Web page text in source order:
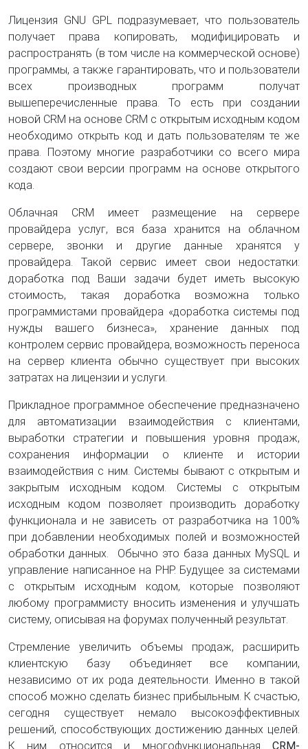
Лицензия GNU GPL подразумевает, что пользователь
получает права копировать, модифицировать и
распространять (в том числе на коммерческой основе)
программы, а также гарантировать, что и пользователи
всех производных программ получат
вышеперечисленные права. То есть при создании
новой CRM на основе CRM с открытым исходным кодом
необходимо открыть код и дать пользователям те же
права. Поэтому многие разработчики со всего мира
создают свои версии программ на основе открытого
кода.
Облачная CRM имеет размещение на сервере
провайдера услуг, вся база хранится на облачном
сервере, звонки и другие данные хранятся у
провайдера. Такой сервис имеет свои недостатки:
доработка под Ваши задачи будет иметь высокую
стоимость, такая доработка возможна только
программистами провайдера «доработка системы под
нужды вашего бизнеса», хранение данных под
контролем сервис провайдера, возможность переноса
на сервер клиента обычно существует при высоких
затратах на лицензии и услуги.
Прикладное программное обеспечение предназначено
для автоматизации взаимодействия с клиентами,
выработки стратегии и повышения уровня продаж,
сохранения информации о клиенте и истории
взаимодействия с ним. Системы бывают с открытым и
закрытым исходным кодом. Системы с открытым
исходным кодом позволяет производить доработку
функционала и не зависеть от разработчика на 100%
при добавлении необходимых полей и возможностей
обработки данных. Обычно это база данных MySQL и
управление написанное на PHP. Будущее за системами
с открытым исходным кодом, которые позволяют
любому программисту вносить изменения и улучшать
систему, описывая на форумах полученный результат.
Стремление увеличить объемы продаж, расширить
клиентскую базу объединяет все компании,
независимо от их рода деятельности. Именно в такой
способ можно сделать бизнес прибыльным. К счастью,
сегодня существует немало высокоэффективных
решений, способствующих достижению данных целей.
К ним относится и многофункциональная CRM-